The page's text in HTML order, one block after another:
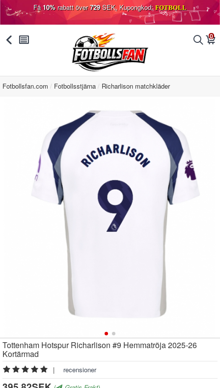
Få10%rabatt över729SEK, Kupongkod: FOTBOLL
󰅯 󰂩 󰂨 0
󰃦
Fotbollsfan.com Fotbollsstjärna Richarlison matchkläder
Tottenham Hotspur Richarlison #9 Hemmatröja 2025-26
Kortärmad
| recensioner